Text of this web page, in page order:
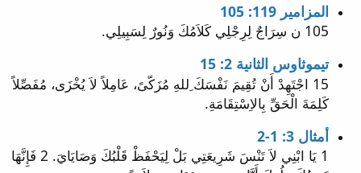
المزامير 119: 105
105 ن سِرَاجٌ لِرِجْلِي كَلاَمُكَ وَنُورٌ لِسَبِيلِي.
تيموثاوس الثانية 2: 15
15 اجْتَهِدْ أَنْ تُقِيمَ نَفْسَكَ ِللهِ مُزَكّىً، عَامِلاً لاَ يُخْزَى، مُفَصِّلاً
كَلِمَةَ الْحَقِّ بِالاِسْتِقَامَةِ.
أمثال 3: 1-2
1 يَا ابْنِي لاَ تَنْسَ شَرِيعَتِي بَلْ لِيَحْفَظْ قَلْبُكَ وَصَايَايَ. 2 فَإِنَّهَا